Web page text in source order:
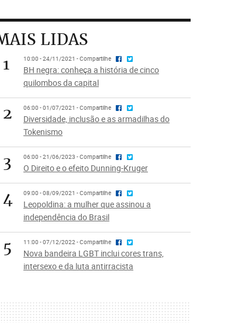
LIDAS
1
10:00 - 24/11/2021 - Compartilhe
BH negra: conheça a história de cinco
quilombos da capital
2 06:00 - 01/07/2021 - Compartilhe
Diversidade, inclusão e as armadilhas do
Tokenismo
3 06:00 - 21/06/2023 - Compartilhe
O Direito e o efeito Dunning-Kruger
4 09:00 - 08/09/2021 - Compartilhe
Leopoldina: a mulher que assinou a
independência do Brasil
5 11:00 - 07/12/2022 - Compartilhe
Nova bandeira LGBT inclui cores trans,
intersexo e da luta antirracista